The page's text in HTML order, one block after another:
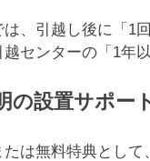
、引越し後に「1
センターの「1年
の設置サポー
は無料特典とし